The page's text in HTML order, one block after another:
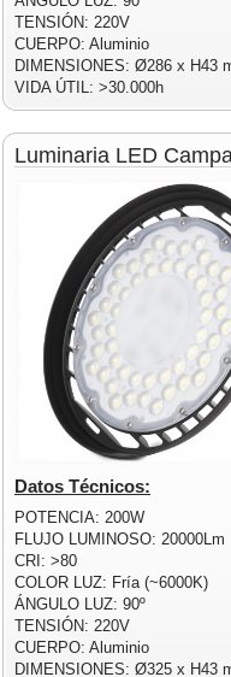
TENSIÓN: 220V
CUERPO: Aluminio
DIMENSIONES: Ø286 x H43
VIDA ÚTIL: >30.000h
Luminaria LED
Datos Técnicos:
POTENCIA: 200W
FLUJO LUMINOSO: 20000Lm
CRI: >80
COLOR LUZ: Fría (~6000K)
ÁNGULO LUZ: 90º
TENSIÓN: 220V
CUERPO: Aluminio
DIMENSIONES: Ø325 x H43